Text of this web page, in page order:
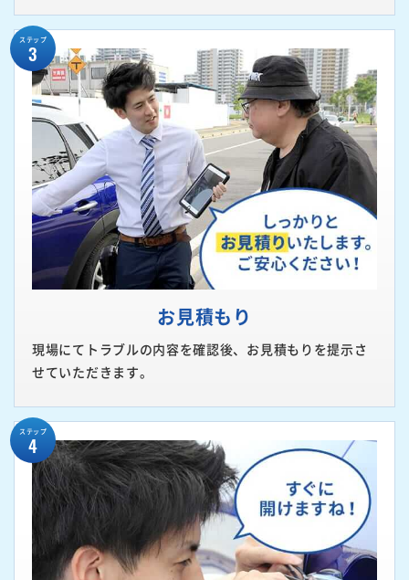
ステップ
3
お見積もり
現場にてトラブルの内容を確認後、お見積もりを提示さ
せていただきます。
ステップ
4